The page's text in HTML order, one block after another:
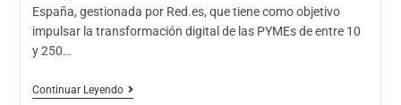
España, gestionada por Red.es, que tiene como objetivo
impulsar la transformación digital de las PYMEs de entre 10
y 250…
Continuar Leyendo